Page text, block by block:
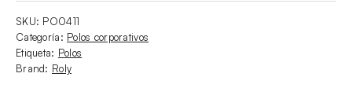
SKU: PO0411
Categoría: Polos corporativos
Etiqueta: Polos
Brand: Roly